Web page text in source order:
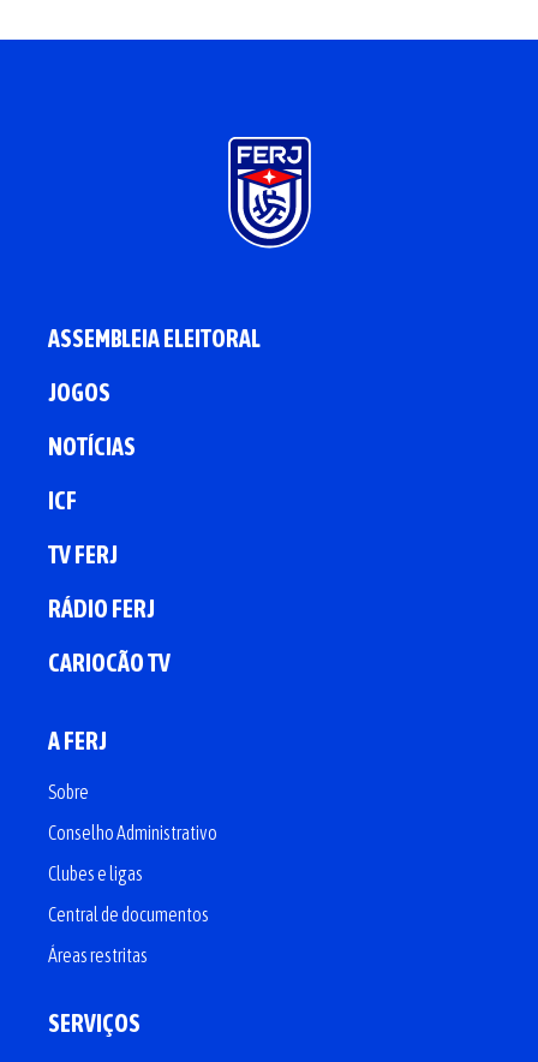
ASSEMBLEIA ELEITORAL
JOGOS
NOTÍCIAS
ICF
TV FERJ
RÁDIO FERJ
CARIOCÃO TV
A FERJ
Sobre
Conselho Administrativo
Clubes e ligas
Central de documentos
Áreas restritas
SERVIÇOS